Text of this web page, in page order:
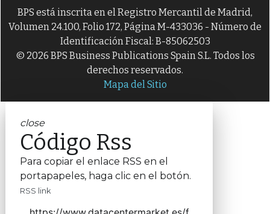
BPS está inscrita en el Registro Mercantil de Madrid,
Volumen 24.100, Folio 172, Página M-433036 - Número de
Identificación Fiscal: B-85062503
© 2026 BPS Business Publications Spain S.L. Todos los
derechos reservados.
Mapa del Sitio
close
Código Rss
Para copiar el enlace RSS en el
portapapeles, haga clic en el botón.
RSS link